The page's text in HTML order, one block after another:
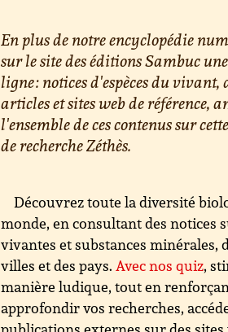
En plus de notre encyclopédie
sur le site des éditions Sambuc
ligne : notices d'espèces du
articles et sites web de référence,
l'ensemble de ces contenus sur
de recherche Zéthès.
Découvrez toute la diversité
monde, en consultant des notices
vivantes et substances minérales,
villes et des pays.Avec nos quiz,
manière ludique, tout en
approfondir vos recherches,